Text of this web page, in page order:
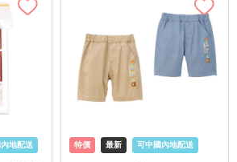
地配送 特價 最新 可中國內地配送